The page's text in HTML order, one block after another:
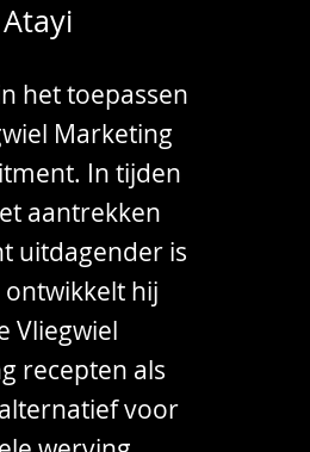
het toepassen
Marketing
In tijden
aantrekken
uitdagender is
hij
Vliegwiel
recepten als
voor